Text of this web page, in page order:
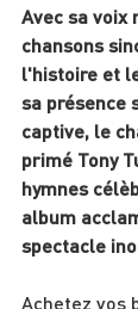
Avec sa voix
chansons
l'histoire et
sa présence
captive, le
primé Tony
hymnes
album
spectacle
Achetez vos